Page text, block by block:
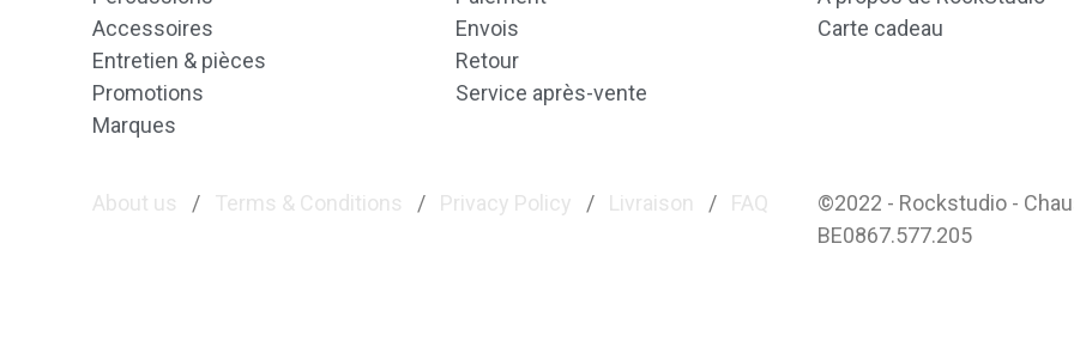
Accessoires
Entretien & pièces
Promotions
Marques
Envois
Retour
Service après-vente
Carte cadeau
About us / Terms & Conditions / Privacy Policy / Livraison / FAQ
©2022 - Rockstudio -
BE0867.577.205